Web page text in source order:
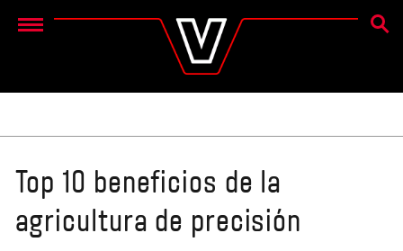
Menu
Top 10 beneficios de la
agricultura de precisión